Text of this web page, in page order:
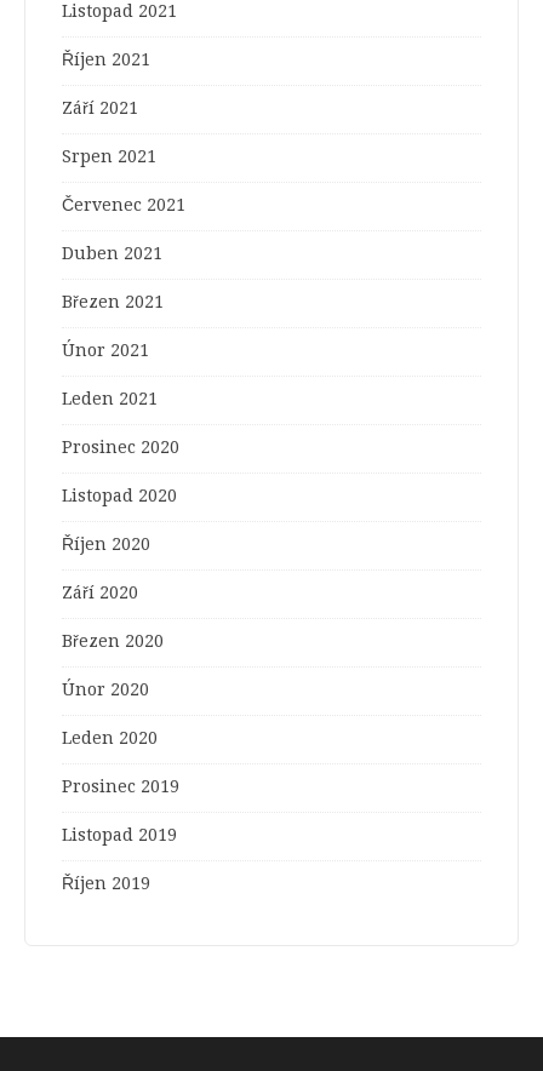
Listopad 2021
Říjen 2021
Září 2021
Srpen 2021
Červenec 2021
Duben 2021
Březen 2021
Únor 2021
Leden 2021
Prosinec 2020
Listopad 2020
Říjen 2020
Září 2020
Březen 2020
Únor 2020
Leden 2020
Prosinec 2019
Listopad 2019
Říjen 2019